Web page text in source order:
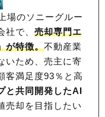
場のソニーグルー
社で、売却専門エ
が特徴。不動産業
いため、売主に寄
客満足度93％と高
と共同開発したAI
売却を目指したい